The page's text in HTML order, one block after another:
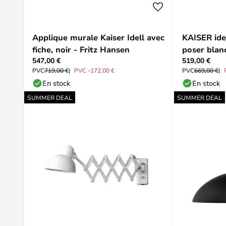
Applique murale Kaiser Idell avec
fiche, noir - Fritz Hansen
547,00 €
PVC719,00 € PVC -172,00 €
En stock
KAISER
poser
519,00 €
PVC669,00 €
En stock
SUMMER DEAL SUMMER DEAL